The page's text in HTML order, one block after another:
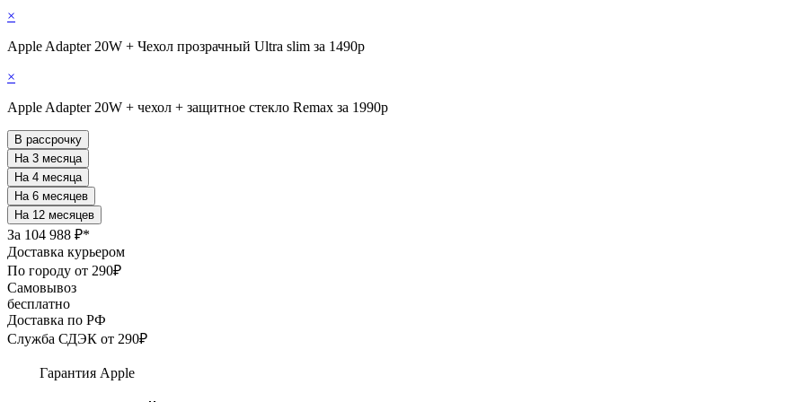
×
Apple Adapter 20W + Чехол прозрачный Ultra slim за 1490р
×
Apple Adapter 20W + чехол + защитное стекло Remax за 1990р
В рассрочку
За 104 988 ₽*
Доставка курьером
По городу от 290₽
Самовывоз
бесплатно
Доставка по РФ
Служба СДЭК от 290₽
Гарантия Apple